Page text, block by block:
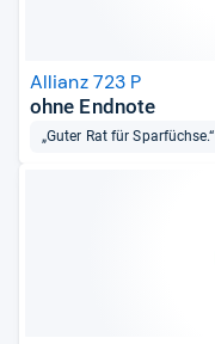
Allianz 723 P
ohne Endnote
„Guter Rat für Sparfüchse.“